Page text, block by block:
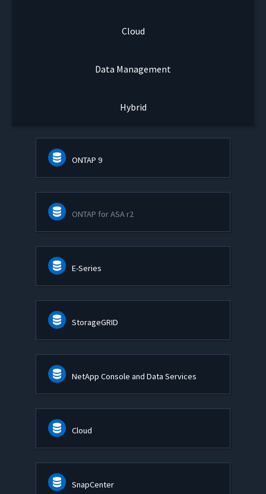
Cloud
Data Management
Hybrid
ONTAP 9
ONTAP for ASA r2
E-Series
StorageGRID
NetApp Console and Data Services
Cloud
SnapCenter